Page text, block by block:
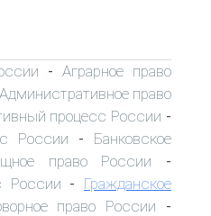
- Аграрное право
Административное право
процесс России -
России - Банковское
право России -
России - Гражданское
право России -